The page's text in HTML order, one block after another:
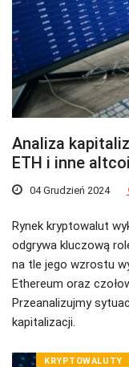
Analiza
ETH i inne
04 Grudzień 2024
Rynek kryptowalut
odgrywa kluczową
na tle jego wzrostu
Ethereum oraz
Przeanalizujmy
kapitalizacji.
KRYPTOWALUTY